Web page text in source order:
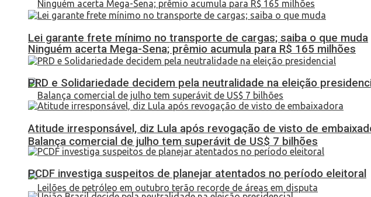
Ninguém acerta Mega-Sena; prêmio acumula para R$ 165 milhões
Balança comercial de julho tem superávit de US$ 7 bilhões
Lei garante frete mínimo no transporte de cargas; saiba o que muda
PRD e Solidariedade decidem pela neutralidade na eleição
Atitude irresponsável, diz Lula após revogação de visto de
PCDF investiga suspeitos de planejar atentados no período eleitoral